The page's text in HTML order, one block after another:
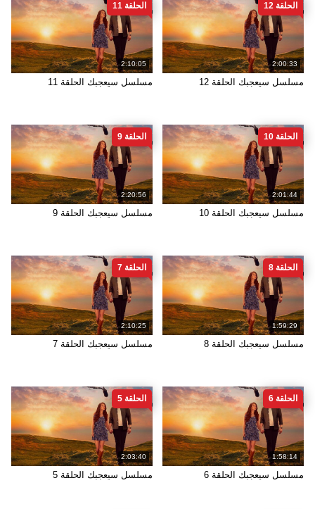
2:00:33
الحلقة 12
مسلسل سيعجبك الحلقة 12
2:10:05
الحلقة 11
مسلسل سيعجبك الحلقة 11
2:01:44
الحلقة 10
مسلسل سيعجبك الحلقة 10
2:20:56
الحلقة 9
مسلسل سيعجبك الحلقة 9
1:59:29
الحلقة 8
مسلسل سيعجبك الحلقة 8
2:10:25
الحلقة 7
مسلسل سيعجبك الحلقة 7
1:58:14
الحلقة 6
مسلسل سيعجبك الحلقة 6
2:03:40
الحلقة 5
مسلسل سيعجبك الحلقة 5